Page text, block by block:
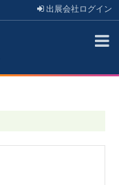
出展会社 ログイン